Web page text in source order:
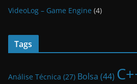
VideoLog – Game Engine (4)
Tags
Análise Técnica (27) Bolsa (44)